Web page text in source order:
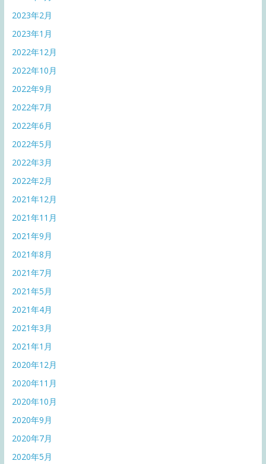
2023年2月
2023年1月
2022年12月
2022年10月
2022年9月
2022年7月
2022年6月
2022年5月
2022年3月
2022年2月
2021年12月
2021年11月
2021年9月
2021年8月
2021年7月
2021年5月
2021年4月
2021年3月
2021年1月
2020年12月
2020年11月
2020年10月
2020年9月
2020年7月
2020年5月